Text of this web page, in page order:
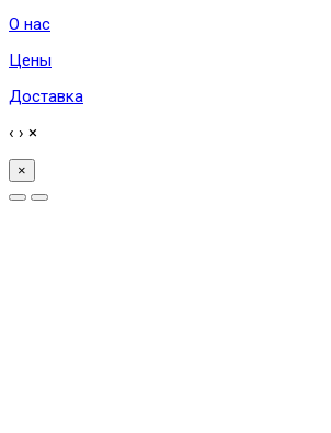
О нас
Цены
Доставка
‹ › ×
×